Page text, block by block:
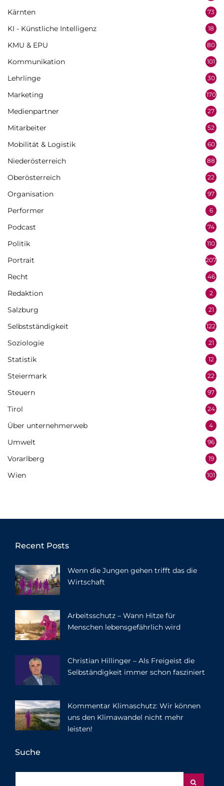
Kärnten 73
KI - Künstliche Intelligenz 18
KMU & EPU 80
Kommunikation 101
Lehrlinge 30
Marketing 170
Medienpartner 27
Mitarbeiter 52
Mobilität & Logistik 60
Niederösterreich 88
Oberösterreich 22
Organisation 97
Performer 6
Podcast 74
Politik 110
Portrait 207
Recht 46
Redaktion 2
Salzburg 21
Selbstständigkeit 122
Soziologie 21
Statistik 12
Steiermark 22
Steuern 97
Tirol 24
Über unternehmerweb 4
Umwelt 96
Vorarlberg 19
Wien 101
Recent Posts
Wenn die Jungen gehen trifft das die
Wirtschaft
Arbeitsschutz – Wann Hitze für
Menschen lebensgefährlich wird
Christian Hillinger – Als Freigeist die
Selbständigkeit immer schon fasziniert
Kommentar Klimaschutz: Wir können
uns den Klimawandel nicht mehr
leisten!
Suche